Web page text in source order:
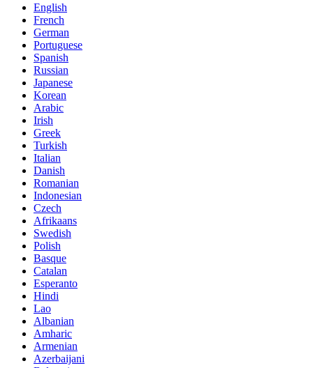
English
French
German
Portuguese
Spanish
Russian
Japanese
Korean
Arabic
Irish
Greek
Turkish
Italian
Danish
Romanian
Indonesian
Czech
Afrikaans
Swedish
Polish
Basque
Catalan
Esperanto
Hindi
Lao
Albanian
Amharic
Armenian
Azerbaijani